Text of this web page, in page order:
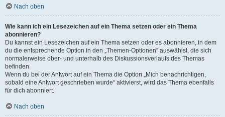
Nach oben
Wie kann ich ein Lesezeichen auf ein Thema setzen oder ein Thema
abonnieren?
Du kannst ein Lesezeichen auf ein Thema setzen oder es abonnieren, in dem
du die entsprechende Option in den „Themen-Optionen“ auswählst, die sich
normalerweise ober- und unterhalb des Diskussionsverlaufs des Themas
befinden.
Wenn du bei der Antwort auf ein Thema die Option „Mich benachrichtigen,
sobald eine Antwort geschrieben wurde“ aktivierst, wird das Thema ebenfalls
für dich abonniert.
Nach oben